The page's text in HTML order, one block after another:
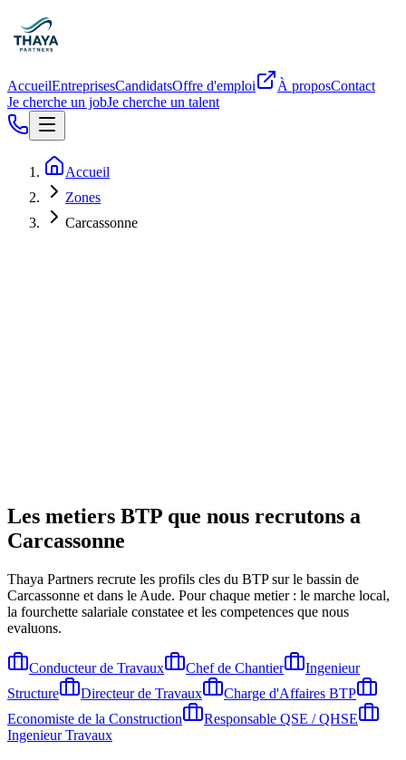
AccueilEntreprisesCandidatsOffre d'emploi À proposContact
Je cherche un jobJe cherche un talent
Accueil
Zones
Carcassonne
Les metiers BTP que nous recrutons a
Carcassonne
Thaya Partners recrute les profils cles du BTP sur le bassin de
Carcassonne et dans le Aude. Pour chaque metier : le marche local,
la fourchette salariale constatee et les competences que nous
evaluons.
Conducteur de Travaux Chef de Chantier
Ingenieur
Structure
Directeur de Travaux
Charge d'Affaires BTP
Economiste de la Construction
Responsable QSE / QHSE
Ingenieur Travaux